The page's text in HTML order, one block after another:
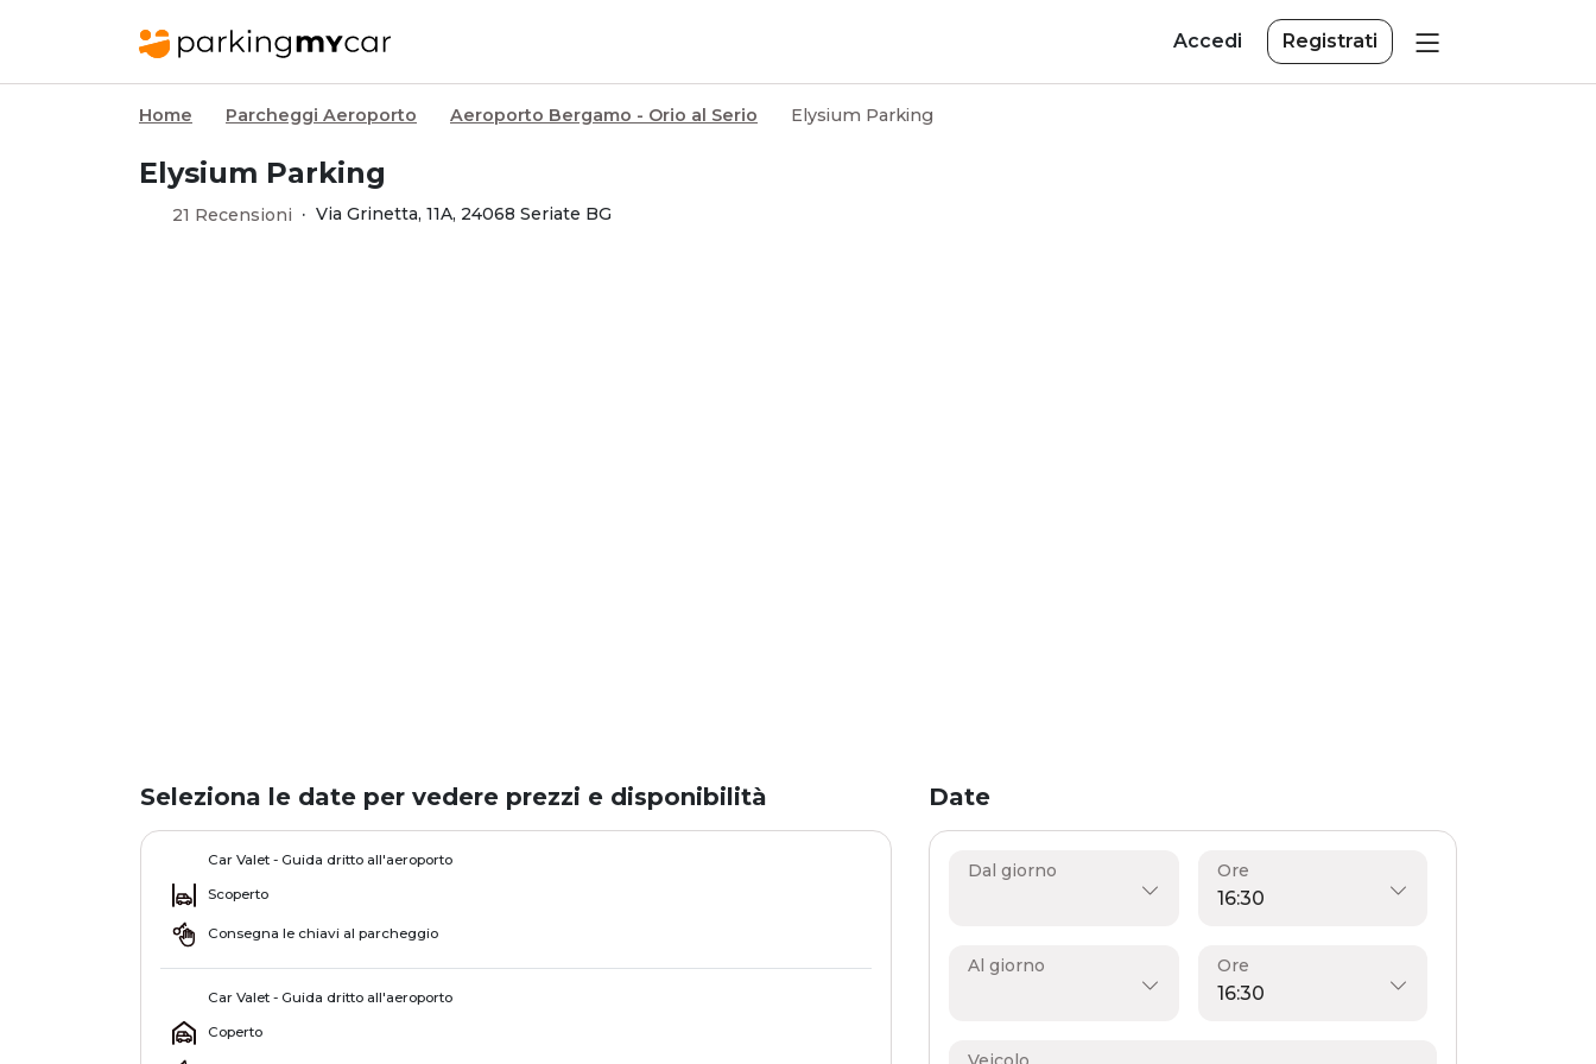
Accedi Registrati
Home Parcheggi Aeroporto Aeroporto Bergamo - Orio al Serio Elysium Parking
Elysium Parking
21 Recensioni · Via Grinetta, 11A, 24068 Seriate BG
Date
Dal giorno Ore
Al giorno Ore
Seleziona le date per vedere prezzi e disponibilità
Car Valet - Guida dritto all'aeroporto
Scoperto
Consegna le chiavi al parcheggio
Car Valet - Guida dritto all'aeroporto
Coperto